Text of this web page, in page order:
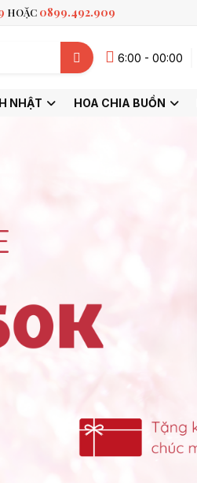
HOẶC 0899.492.909
6:00 - 00:00
NHẬT HOA CHIA BUỒN